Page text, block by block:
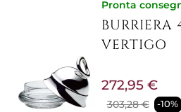
Pronta
BURRIERA
VERTIGO
303,28 € -10%
272,95 €